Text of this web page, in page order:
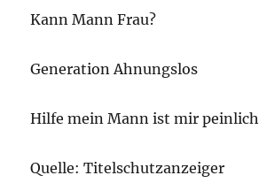
Kann Mann Frau?
Generation Ahnungslos
Hilfe mein Mann ist mir peinlich
Quelle: Titelschutzanzeiger